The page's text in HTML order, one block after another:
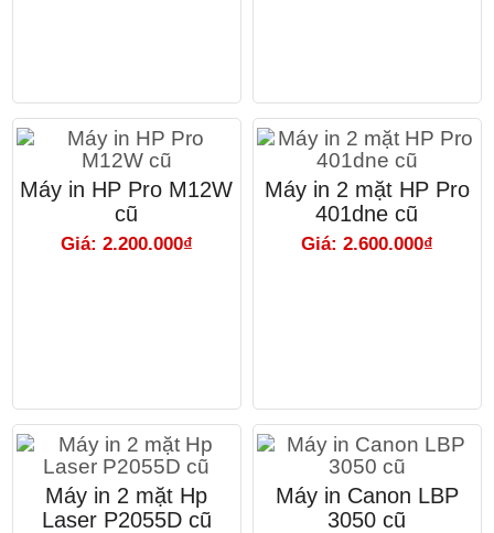
Máy in HP Pro M12W
cũ
Giá: 2.200.000₫
Máy in 2 mặt HP Pro
401dne cũ
Giá: 2.600.000₫
Máy in 2 mặt Hp
Laser P2055D cũ
Máy in Canon LBP
3050 cũ